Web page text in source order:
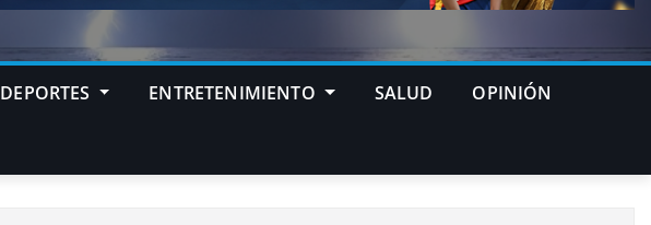
DEPORTES ENTRETENIMIENTO SALUD OPINIÓN